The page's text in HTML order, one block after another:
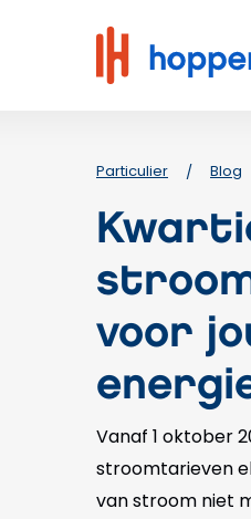
Hoppenbrouwers
Waar
Particulier / Blog
voor
Vanaf 1 oktober
stroomtarieven
van stroom niet